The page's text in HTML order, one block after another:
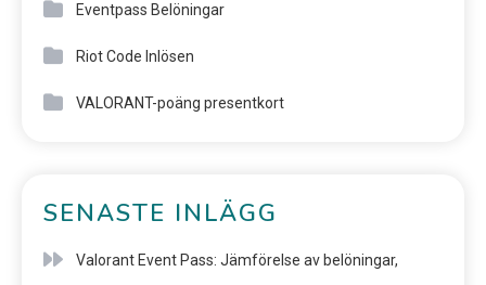
Eventpass Belöningar
Riot Code Inlösen
VALORANT-poäng presentkort
SENASTE INLÄGG
Valorant Event Pass: Jämförelse av belöningar,